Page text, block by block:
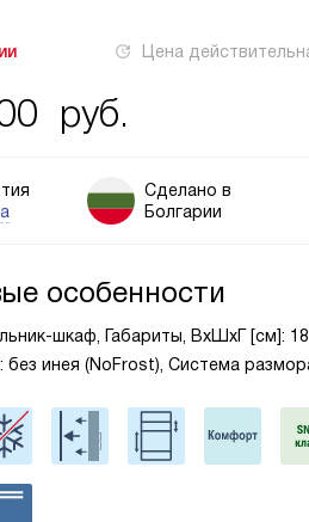
Цена
руб.
Сделано в
Болгарии
особенности
шкаф, Габариты, ВxШxГ [см]:
без инея (NoFrost), Система